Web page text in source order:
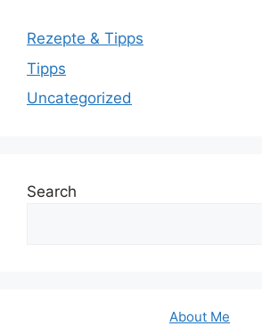
Rezepte & Tipps
Tipps
Uncategorized
Search
About Me